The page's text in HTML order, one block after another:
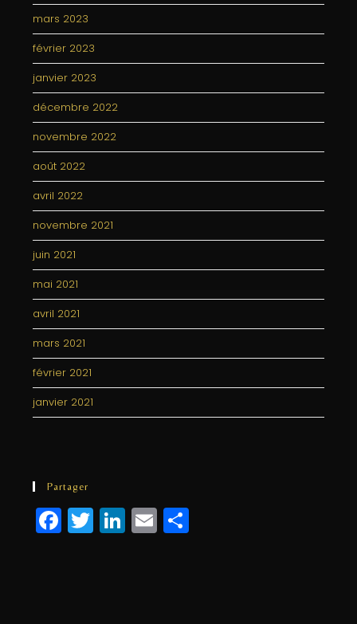
mars 2023
février 2023
janvier 2023
décembre 2022
novembre 2022
août 2022
avril 2022
novembre 2021
juin 2021
mai 2021
avril 2021
mars 2021
février 2021
janvier 2021
Partager
F
a
T
w
Li
n
E
m